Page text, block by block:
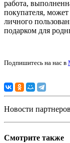
работа,
покупателя,
личного
подарком для
Подпишитесь на нас в
Новости партнеров
Смотрите также